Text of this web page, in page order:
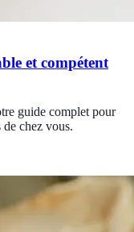
et compétent
guide complet pour
chez vous.